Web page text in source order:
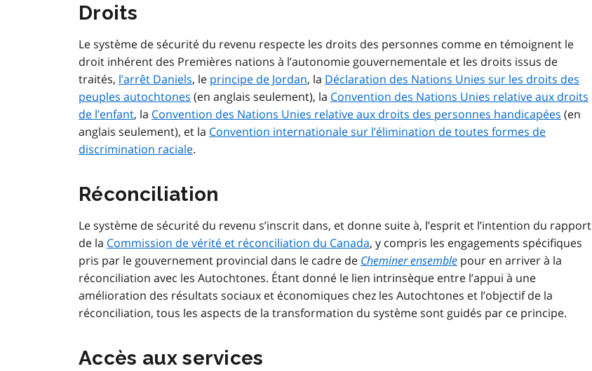
Droits
Le système de sécurité du revenu respecte les droits des personnes comme en témoignent le
droit inhérent des Premières nations à l’autonomie gouvernementale et les droits issus de
traités, l’arrêt Daniels, le principe de Jordan, la Déclaration des Nations Unies sur les droits des
peuples autochtones (en anglais seulement), la Convention des Nations Unies relative aux droits
de l’enfant, la Convention des Nations Unies relative aux droits des personnes handicapées (en
anglais seulement), et la Convention internationale sur l’élimination de toutes formes de
discrimination raciale.
Réconciliation
Le système de sécurité du revenu s’inscrit dans, et donne suite à, l’esprit et l’intention du rapport
de la Commission de vérité et réconciliation du Canada, y compris les engagements spécifiques
pris par le gouvernement provincial dans le cadre de Cheminer ensemble pour en arriver à la
réconciliation avec les Autochtones. Étant donné le lien intrinsèque entre l’appui à une
amélioration des résultats sociaux et économiques chez les Autochtones et l’objectif de la
réconciliation, tous les aspects de la transformation du système sont guidés par ce principe.
Accès aux services